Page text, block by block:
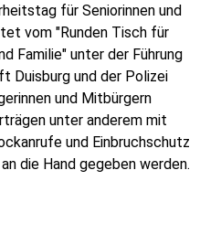
für Seniorinnen und
vom "Runden Tisch für
Familie" unter der Führung
Duisburg und der Polizei
und Mitbürgern
unter anderem mit
und Einbruchschutz
die Hand gegeben werden.